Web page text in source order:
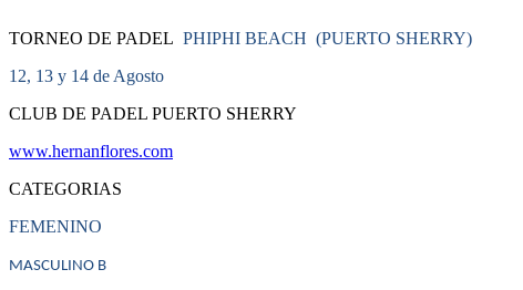
TORNEO DE PADEL PHIPHI BEACH (PUERTO SHERRY)
12, 13 y 14 de Agosto
CLUB DE PADEL PUERTO SHERRY
www.hernanflores.com
CATEGORIAS
FEMENINO
MASCULINO B